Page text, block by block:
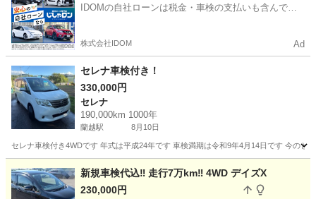
IDOMの自社ローンは税金・車検の支払いも含んでい
株式会社IDOM Ad
セレナ車検付き！
330,000円
セレナ
190,000km 1000年
蘭越駅 8月10日
セレナ車検付き4WDです 年式は平成24年です 車検満期は令和9年4月14日です 今の
北海道 磯谷郡 蘭越駅 セレナ
新規車検代込‼️ 走行7万km‼️ 4WD デイズX
230,000円